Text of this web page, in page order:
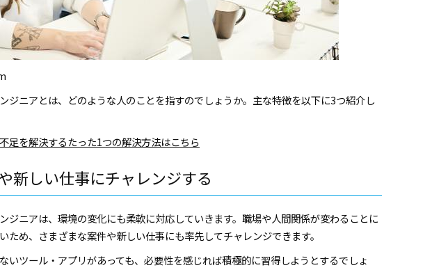
ジニアとは、どのような人のことを指すのでしょうか。主な特徴を以下に3つ紹介し
⾜を解決するたった1つの解決⽅法はこちら
新しい仕事にチャレンジする
ジニアは、環境の変化にも柔軟に対応していきます。職場や人間関係が変わることに
ため、さまざまな案件や新しい仕事にも率先してチャレンジできます。
いツール・アプリがあっても、必要性を感じれば積極的に習得しようとするでしょ